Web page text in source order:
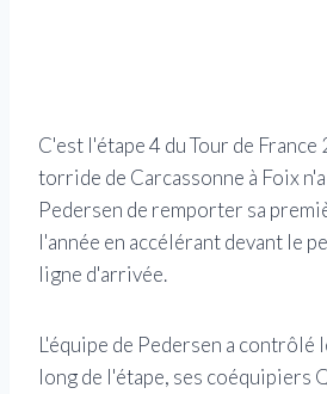
C'est l'étape 4 du Tour de
torride de Carcassonne à Foix
Pedersen de remporter sa
l'année en accélérant devant le
ligne d'arrivée.
L'équipe de Pedersen a contrôlé
long de l'étape, ses coéquipiers